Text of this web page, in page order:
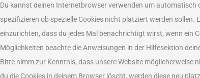
Du kannst deinen Internetbrowser verwenden um automatisch
spezifizieren ob spezielle Cookies nicht platziert werden
einzurichten, dass du jedes Mal benachrichtigt wirst, wenn ein
Möglichkeiten beachte die Anweisungen in der Hilfesektion
Bitte nimm zur Kenntnis, dass unsere Website
du die Cookies in deinem Browser löscht, werden diese neu